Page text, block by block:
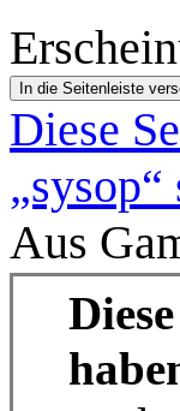
In die Seitenleiste
Diese
Aus